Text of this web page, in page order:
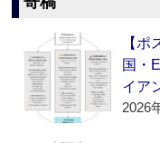
【
国・
イア
2026